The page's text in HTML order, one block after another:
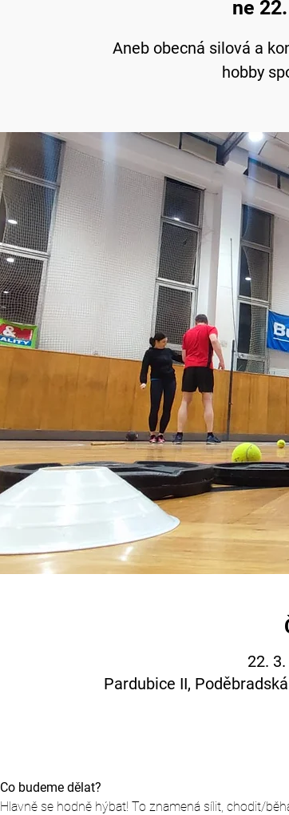
ne
Aneb obecná silová a
hobby
22.
Pardubice II,
Co budeme dělat?
Hlavně se hodně hýbat! To znamená sílit, chodit/